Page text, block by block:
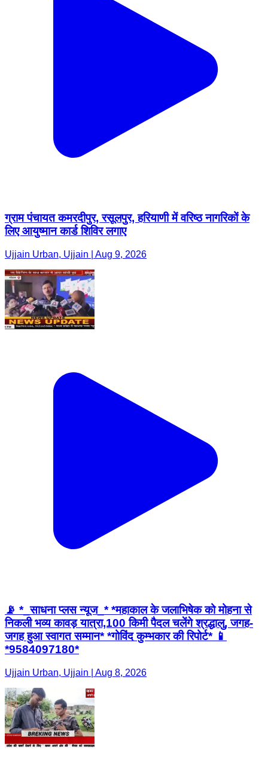
ग्राम पंचायत कमरदीपुर, रसूलपुर, हरियाणी में वरिष्ठ नागरिकों के
लिए आयुष्मान कार्ड शिविर लगाए
Ujjain Urban, Ujjain | Aug 9, 2026
📡 *_साधना प्लस न्यूज_* *महाकाल के जलाभिषेक को मोहना से
निकली भव्य कावड़ यात्रा,100 किमी पैदल चलेंगे श्रद्धालु, जगह-
जगह हुआ स्वागत सम्मान* *गोविंद कुम्भकार की रिपोर्ट* 📱
*9584097180*
Ujjain Urban, Ujjain | Aug 8, 2026